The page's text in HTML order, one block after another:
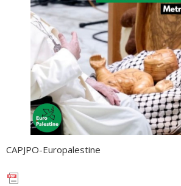
CAPJPO-Europalestine